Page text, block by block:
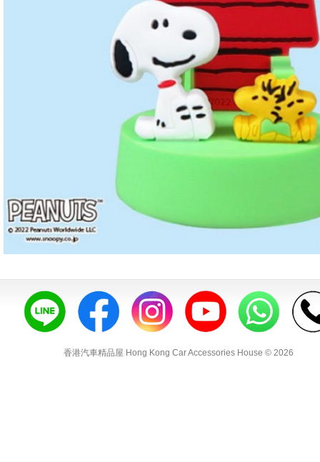
香港汽車精品屋 Hong Kong Car Accessories House © 2026